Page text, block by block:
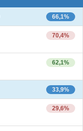
66,1%
70,4%
62,1%
33,9%
29,6%